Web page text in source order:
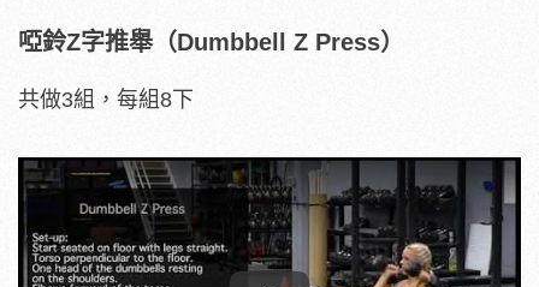
啞鈴Z字推舉（Dumbbell Z Press）
共做3組，每組8下